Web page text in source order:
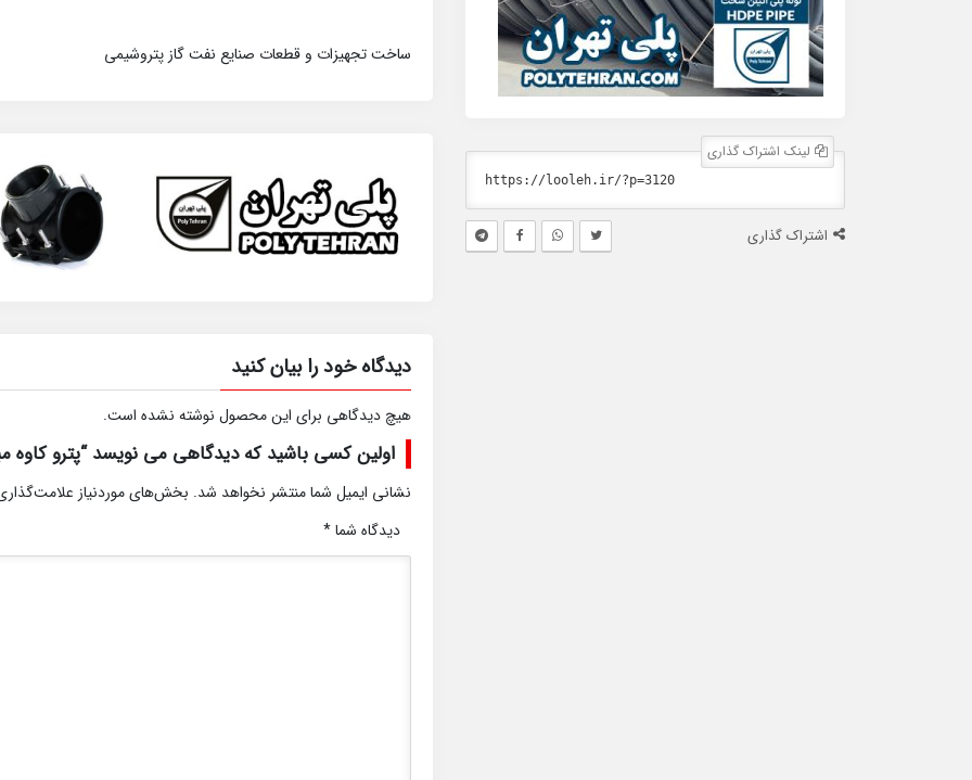
لینک اشتراک گذاری
اشتراک گذاری
ساخت تجهیزات و قطعات صنایع نفت گاز پتروشیمی
دیدگاه خود را بیان کنید
هیچ دیدگاهی برای این محصول نوشته نشده است.
اولین کسی باشید که دیدگاهی می نویسد “پترو کاوه
نشانی ایمیل شما منتشر نخواهد شد. بخش‌های موردنیاز
دیدگاه شما*